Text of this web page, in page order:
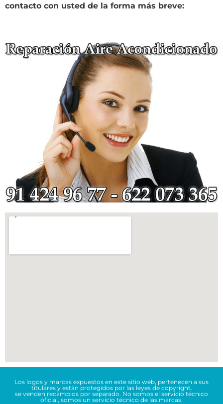
contacto con usted de la forma más breve:
Los logos y marcas expuestos en este sitio web, pertenecen a sus
titulares y están protegidos por las leyes de copyright.
se venden recambios por separado. No somos el servicio técnico
oficial, somos un servicio técnico de las marcas.